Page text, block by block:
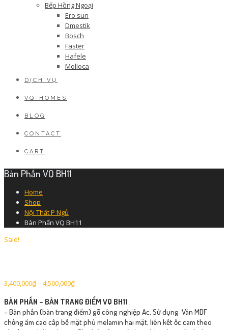
Bếp Hồng Ngoại
Ero sun
Dmestik
Bosch
Faster
Hafele
Molloca
DỊCH VỤ
VQ-HOMES
BLOG
CONTACT
CART
Bàn Phấn VQ BH11
Home
Shop
Nội Thất P Ngủ
Bàn Phấn VQ BH11
Sale!
3,400,000₫– 4,500,000₫
BÀN PHẤN – BÀN TRANG ĐIỂM VQ BH11
– Bàn phấn (bàn trang điểm) gỗ công nghiệp Ac, Sử dụng Ván MDF
chống ẩm cao cấp bề mặt phủ melamin hai mặt, liên kết ốc cam theo